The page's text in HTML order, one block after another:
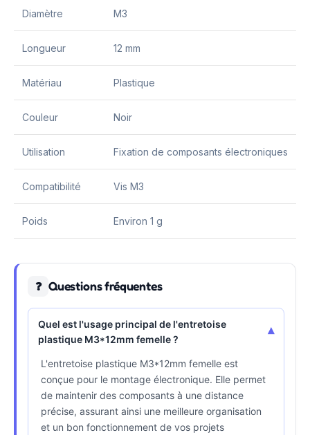
Diamètre M3
Longueur 12 mm
Matériau Plastique
Couleur Noir
Utilisation Fixation de composants électroniques
Compatibilité Vis M3
Poids Environ 1 g
❓ Questions fréquentes
Quel est l'usage principal de l'entretoise
plastique M3*12mm femelle ?
▾
L'entretoise plastique M3*12mm femelle est
conçue pour le montage électronique. Elle permet
de maintenir des composants à une distance
précise, assurant ainsi une meilleure organisation
et un bon fonctionnement de vos projets